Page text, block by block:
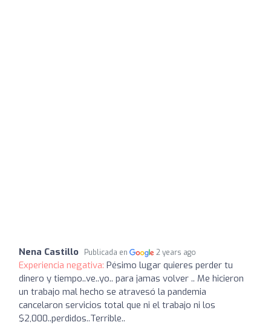
Nena Castillo Publicada en 2 years ago
Experiencia negativa: Pésimo lugar quieres perder tu
dinero y tiempo..ve..yo.. para jamas volver .. Me hicieron
un trabajo mal hecho se atravesó la pandemia
cancelaron servicios total que ni el trabajo ni los
$2,000..perdidos..Terrible..